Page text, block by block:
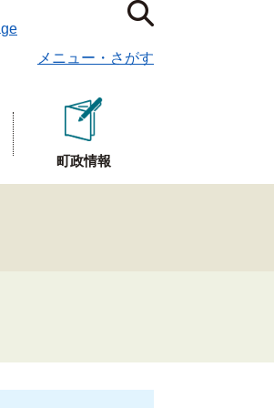
メニュー ・ さがす
町政情報